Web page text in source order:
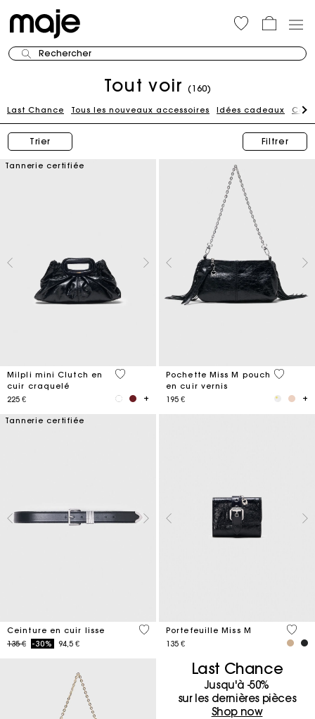
Rechercher
Tout voir (160)
Last Chance Tous les nouveaux accessoires Idées cadeaux
Trier Filtrer
Tannerie certifiée
Milpli mini Clutch en
cuir craquelé
225 €
5 out of 5 Customer Rating
Pochette Miss M pouch
en cuir vernis
195 €
3,8 out
Tannerie certifiée
Ceinture en cuir lisse
Price reduced from
135 €to-30% 94,5 €
4,2 out of 5 Customer Rating
Portefeuille Miss M
135 €
3,1
Last Chance
Jusqu'à -50%
sur les dernières pièces
Shop now